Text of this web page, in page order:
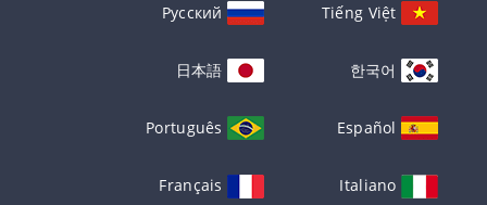
Tiếng Việt
Русский
한국어
日本語
Español
Português
Italiano
Français